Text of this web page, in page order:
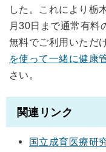
した。これにより栃
月30日まで通常有料
無料でご利用いただ
を使って一緒に健康
さい。
関連リンク
国立成育医療研